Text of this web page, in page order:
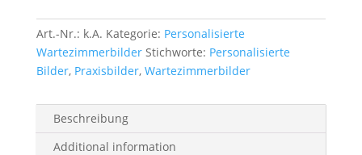
quantity
Art.-Nr.: k.A. Kategorie: Personalisierte
Wartezimmerbilder Stichworte: Personalisierte
Bilder, Praxisbilder, Wartezimmerbilder
Beschreibung
Additional information